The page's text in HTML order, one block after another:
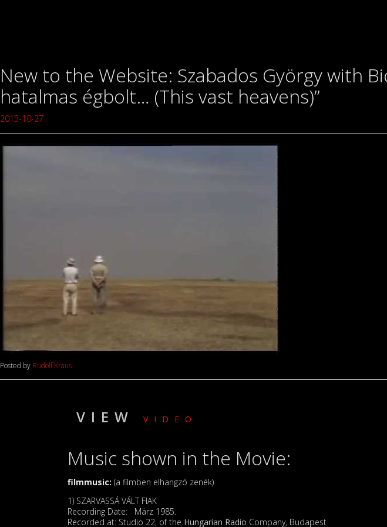
New to the Website: Szabados György with
hatalmas égbolt… (This vast heavens)”
2015-10-27
Posted by Rudolf Kraus
VIEW VIDEO
Music shown in the Movie:
filmmusic: (a filmben elhangzó zenék)
1) SZARVASSÁ VÁLT FIAK
Recording Date: März 1985.
Recorded at: Studio 22, of the Hungarian Radio Company, Budapest